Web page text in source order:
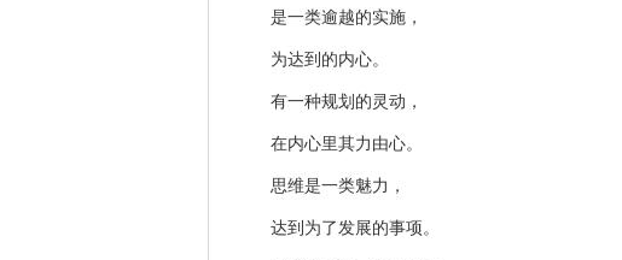
是一类逾越的实施，
为达到的内心。
有一种规划的灵动，
在内心里其力由心。
思维是一类魅力，
达到为了发展的事项。